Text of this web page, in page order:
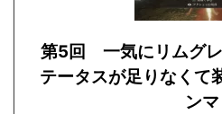
第5回 一気にリムグ
テータスが足りなくて
ンマ